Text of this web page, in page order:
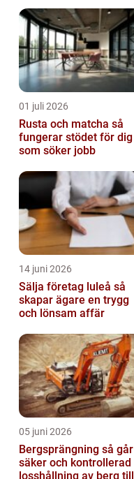
01 juli 2026
Rusta och matcha så
fungerar stödet för dig
som söker jobb
14 juni 2026
Sälja företag luleå så
skapar ägare en trygg
och lönsam affär
05 juni 2026
Bergsprängning så går
säker och kontrollerad
losshållning av berg till